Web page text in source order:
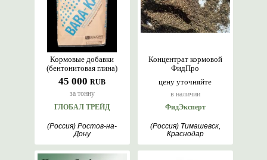
45 000 RUB
за тонну
Кормовые добавки
(бентонитовая глина)
ГЛОБАЛ ТРЕЙД
(Россия) Ростов-на-
Дону
цену уточняйте
в наличии
Концентрат кормовой
ФидПро
ФидЭксперт
(Россия) Тимашевск,
Краснодар